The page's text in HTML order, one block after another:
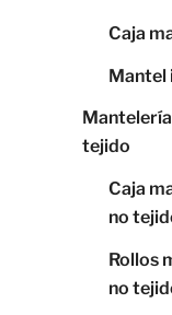
Caja
Mantel
tejido
Caja
no
Rollos
no